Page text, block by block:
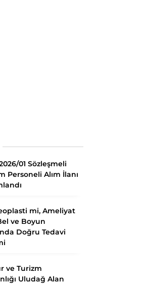
01 Sözleşmeli
Personeli Alım İlanı
mi, Ameliyat
ve Boyun
Doğru Tedavi
ve Turizm
Uludağ Alan